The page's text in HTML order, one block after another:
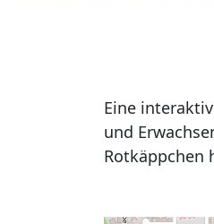
Eine
und
Rotkäppchen